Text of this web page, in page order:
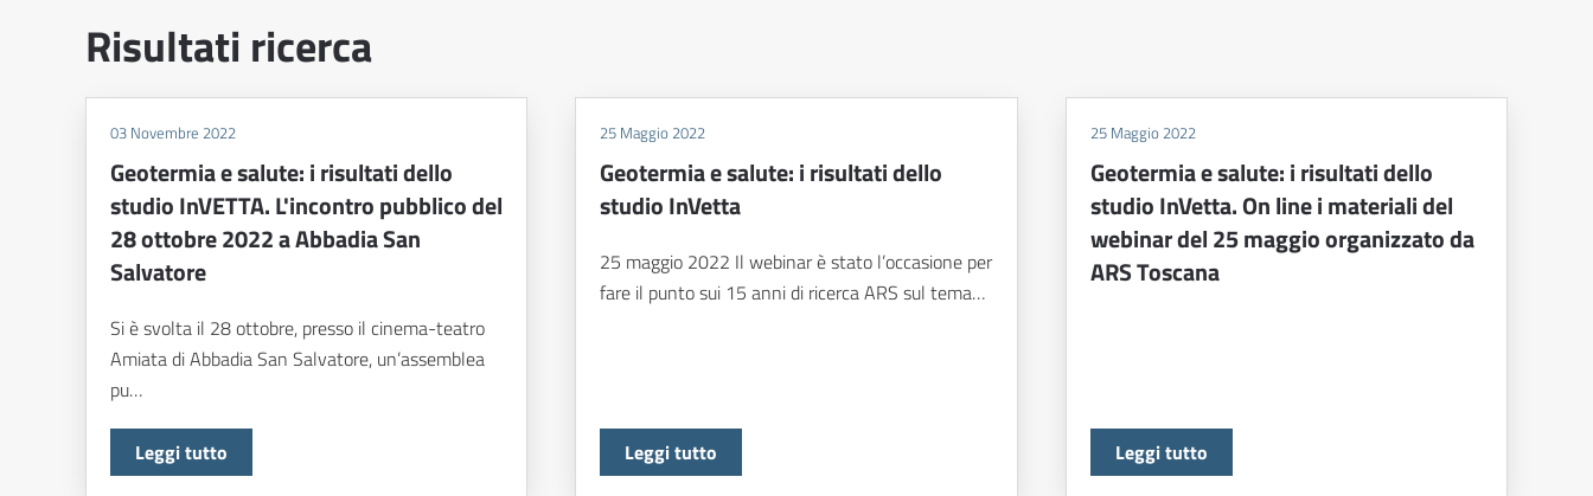
Risultati ricerca
03 Novembre 2022
Geotermia e salute: i risultati dello
studio InVETTA. L'incontro pubblico del
28 ottobre 2022 a Abbadia San
Salvatore
Si è svolta il 28 ottobre, presso il cinema-teatro
Amiata di Abbadia San Salvatore, un’assemblea
pu…
Leggi tutto
25 Maggio 2022
Geotermia e salute: i risultati dello
studio InVetta
25 maggio 2022 Il webinar è stato l’occasione per
fare il punto sui 15 anni di ricerca ARS sul tema…
Leggi tutto
25 Maggio 2022
Geotermia e salute: i risultati dello
studio InVetta. On line i materiali del
webinar del 25 maggio organizzato da
ARS Toscana
Leggi tutto